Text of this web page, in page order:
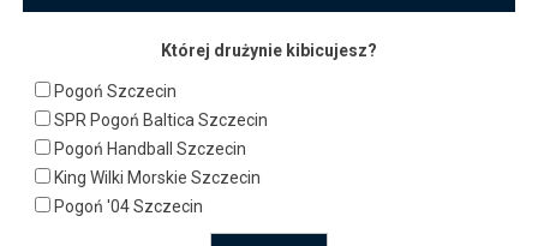
Której drużynie kibicujesz?
Pogoń Szczecin
SPR Pogoń Baltica Szczecin
Pogoń Handball Szczecin
King Wilki Morskie Szczecin
Pogoń '04 Szczecin